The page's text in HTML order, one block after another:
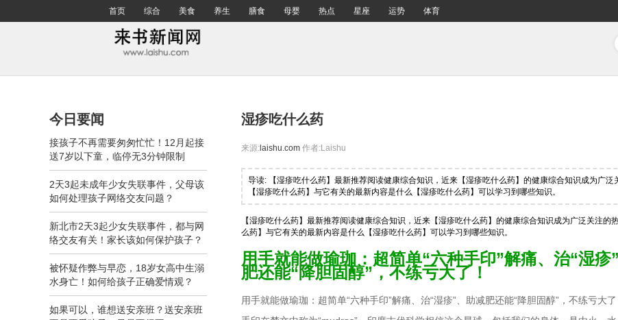
首页 综合 美食 养生 膳食 母婴 热点 星座 运势 体育
今日要闻
接孩子不再需要匆匆忙忙！12月起接
送7岁以下童，临停无3分钟限制
2天3起未成年少女失联事件，父母该
如何处理孩子网络交友问题？
新北市2天3起少女失联事件，都与网
络交友有关！家长该如何保护孩子？
被怀疑作弊与早恋，18岁女高中生溺
水身亡！如何给孩子正确爱情观？
如果可以，谁想送安亲班？送安亲班
湿疹吃什么药
来源: laishu.com 作者:Laishu
导读: 【湿疹吃什么药】最新推荐阅读健康综合知识，近来【湿疹吃什么药】的健康综合知识成为广泛
【湿疹吃什么药】与它有关的最新内容是什么【湿疹吃什么药】可以学习到哪些知识。
【湿疹吃什么药】最新推荐阅读健康综合知识，近来【湿疹吃什么药】的健康综合知识成为广泛关注的
么药】与它有关的最新内容是什么【湿疹吃什么药】可以学习到哪些知识。
用手就能做瑜珈：超简单“六种手印”解痛、治“湿疹
肥还能“降胆固醇”，不练亏大了！
用手就能做瑜珈：超简单“六种手印”解痛、治“湿疹”、助减肥还能“降胆固醇”，不练亏大了